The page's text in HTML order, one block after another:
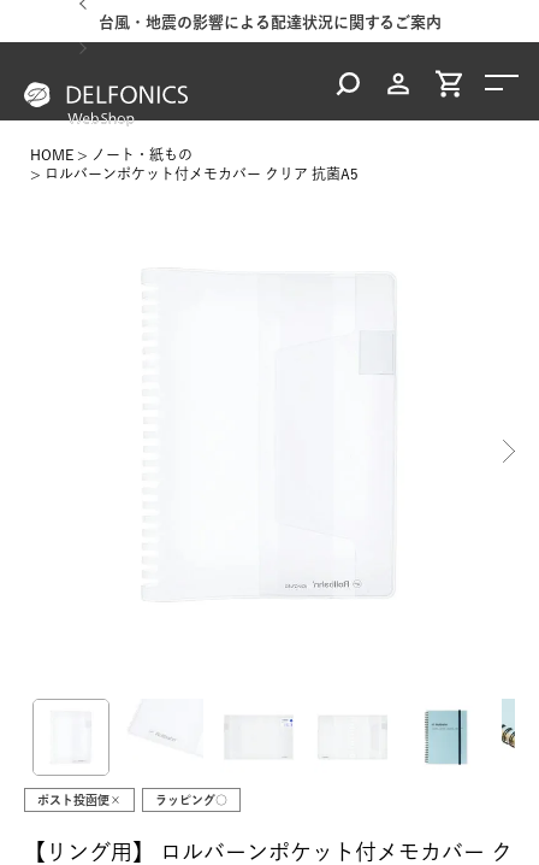
台風・地震の影響による配達状況に関するご案内
HOME
ノート・紙もの
ロルバーンポケット付メモカバー クリア 抗菌A5
ポスト投函便× ラッピング○
【リング用】
ロルバーンポケット付メモカバー ク